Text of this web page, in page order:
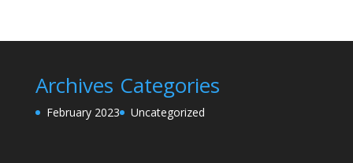
Archives
February 2023
Categories
Uncategorized